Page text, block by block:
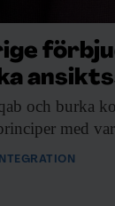
och burka
med
INTEGRATION